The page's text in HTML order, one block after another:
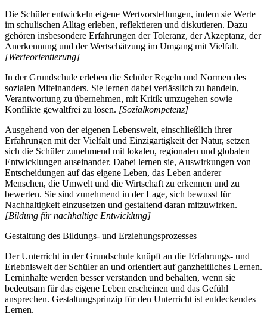
Die Schüler entwickeln eigene Wertvorstellungen, indem sie Werte
im schulischen Alltag erleben, reflektieren und diskutieren. Dazu
gehören insbesondere Erfahrungen der Toleranz, der Akzeptanz, der
Anerkennung und der Wertschätzung im Umgang mit Vielfalt.
[Werteorientierung]
In der Grundschule erleben die Schüler Regeln und Normen des
sozialen Miteinanders. Sie lernen dabei verlässlich zu handeln,
Verantwortung zu übernehmen, mit Kritik umzugehen sowie
Konflikte gewaltfrei zu lösen. [Sozialkompetenz]
Ausgehend von der eigenen Lebenswelt, einschließlich ihrer
Erfahrungen mit der Vielfalt und Einzigartigkeit der Natur, setzen
sich die Schüler zunehmend mit lokalen, regionalen und globalen
Entwicklungen auseinander. Dabei lernen sie, Auswirkungen von
Entscheidungen auf das eigene Leben, das Leben anderer
Menschen, die Umwelt und die Wirtschaft zu erkennen und zu
bewerten. Sie sind zunehmend in der Lage, sich bewusst für
Nachhaltigkeit einzusetzen und gestaltend daran mitzuwirken.
[Bildung für nachhaltige Entwicklung]
Gestaltung des Bildungs- und Erziehungsprozesses
Der Unterricht in der Grundschule knüpft an die Erfahrungs- und
Erlebniswelt der Schüler an und orientiert auf ganzheitliches Lernen.
Lerninhalte werden besser verstanden und behalten, wenn sie
bedeutsam für das eigene Leben erscheinen und das Gefühl
ansprechen. Gestaltungsprinzip für den Unterricht ist entdeckendes
Lernen.